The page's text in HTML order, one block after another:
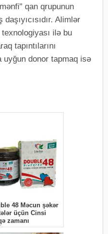
qan qrupunun
Alimlər
ilə bu
tapıntılarını
uyğun donor tapmaq isə